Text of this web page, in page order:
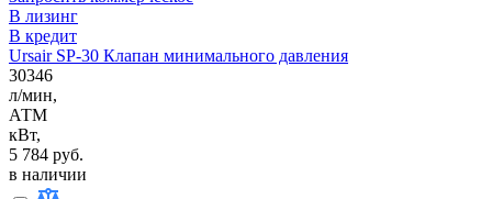
В лизинг
В кредит
Ursair SP-30 Клапан минимального давления
30346
л/мин,
АТМ
кВт,
5 784 руб.
в наличии